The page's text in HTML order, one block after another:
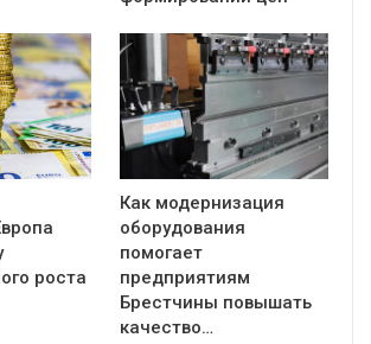
роста
Как модернизация
оборудования
помогает
предприятиям
Брестчины повышать
качество…